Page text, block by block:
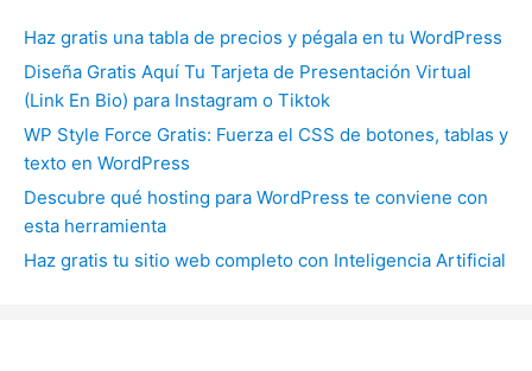
Haz gratis una tabla de precios y pégala en tu WordPress
Diseña Gratis Aquí Tu Tarjeta de Presentación Virtual
(Link En Bio) para Instagram o Tiktok
WP Style Force Gratis: Fuerza el CSS de botones, tablas y
texto en WordPress
Descubre qué hosting para WordPress te conviene con
esta herramienta
Haz gratis tu sitio web completo con Inteligencia Artificial